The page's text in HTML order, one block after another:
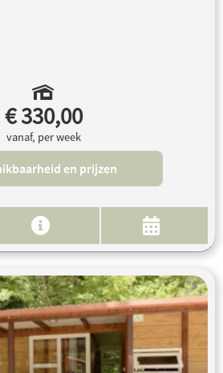
€ 330,00
vanaf, per week
en prijzen